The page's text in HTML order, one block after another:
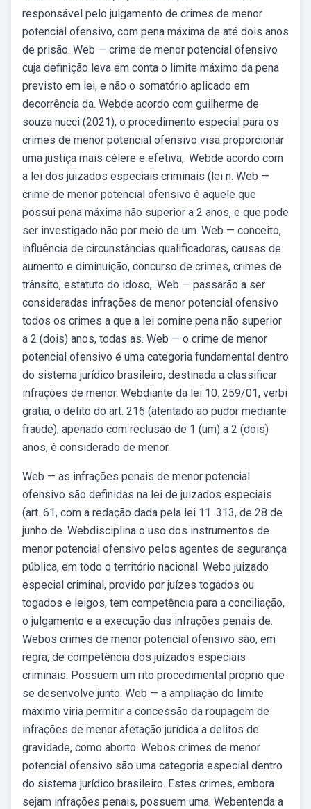
responsável pelo julgamento de crimes de menor
potencial ofensivo, com pena máxima de até dois anos
de prisão. Web — crime de menor potencial ofensivo
cuja definição leva em conta o limite máximo da pena
previsto em lei, e não o somatório aplicado em
decorrência da. Webde acordo com guilherme de
souza nucci (2021), o procedimento especial para os
crimes de menor potencial ofensivo visa proporcionar
uma justiça mais célere e efetiva,. Webde acordo com
a lei dos juizados especiais criminais (lei n. Web —
crime de menor potencial ofensivo é aquele que
possui pena máxima não superior a 2 anos, e que pode
ser investigado não por meio de um. Web — conceito,
influência de circunstâncias qualificadoras, causas de
aumento e diminuição, concurso de crimes, crimes de
trânsito, estatuto do idoso,. Web — passarão a ser
consideradas infrações de menor potencial ofensivo
todos os crimes a que a lei comine pena não superior
a 2 (dois) anos, todas as. Web — o crime de menor
potencial ofensivo é uma categoria fundamental dentro
do sistema jurídico brasileiro, destinada a classificar
infrações de menor. Webdiante da lei 10. 259/01, verbi
gratia, o delito do art. 216 (atentado ao pudor mediante
fraude), apenado com reclusão de 1 (um) a 2 (dois)
anos, é considerado de menor.
Web — as infrações penais de menor potencial
ofensivo são definidas na lei de juizados especiais
(art. 61, com a redação dada pela lei 11. 313, de 28 de
junho de. Webdisciplina o uso dos instrumentos de
menor potencial ofensivo pelos agentes de segurança
pública, em todo o território nacional. Webo juizado
especial criminal, provido por juízes togados ou
togados e leigos, tem competência para a conciliação,
o julgamento e a execução das infrações penais de.
Webos crimes de menor potencial ofensivo são, em
regra, de competência dos juízados especiais
criminais. Possuem um rito procedimental próprio que
se desenvolve junto. Web — a ampliação do limite
máximo viria permitir a concessão da roupagem de
infrações de menor afetação jurídica a delitos de
gravidade, como aborto. Webos crimes de menor
potencial ofensivo são uma categoria especial dentro
do sistema jurídico brasileiro. Estes crimes, embora
sejam infrações penais, possuem uma. Webentenda a